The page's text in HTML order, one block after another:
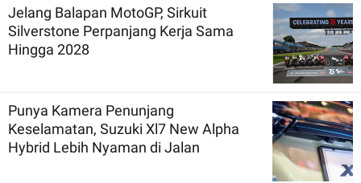
Jelang Balapan MotoGP, Sirkuit
Silverstone Perpanjang Kerja Sama
Hingga 2028
Punya Kamera Penunjang
Keselamatan, Suzuki Xl7 New Alpha
Hybrid Lebih Nyaman di Jalan